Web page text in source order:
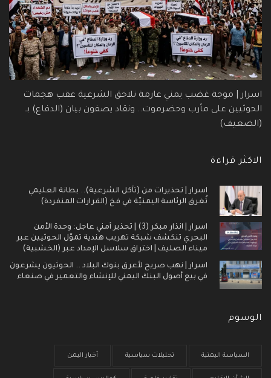
اسرار | موجة غضب يمني عارمة تلاحق الشرعية عقب هجمات
الحوثيين على مأرب وحضرموت.. ونقاد يصفون بيان (الدفاع) بـ
(الضعيف)
الاكثر قراءة
اسرار | تحذيرات من (تآكل الشرعية).. بطانة العليمي
تُغرق الرئاسة اليمنيّة في فخ (القرارات المنفردة)
اسرار | انذار مبكر (3) | تحذير أمني عاجل: وحدة الأمن
البحري تنكشف شبكة تهريب هندية تموّل الحوثيين عبر
ميناء الصليف | اختراق سلاسل الإمداد عبر (الخشبية)
اسرار | نهب صريح لأعرق بنوك البلاد .. الحوثيون يشرعون
في بيع أصول البنك اليمني للإنشاء والتعمير في صنعاء
الوسوم
السياسة اليمنية تحليلات سياسية أخبار اليمن